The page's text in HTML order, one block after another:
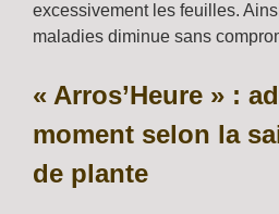
excessivement les feuilles.
maladies diminue sans
« Arros’Heure » :
moment selon la
de plante